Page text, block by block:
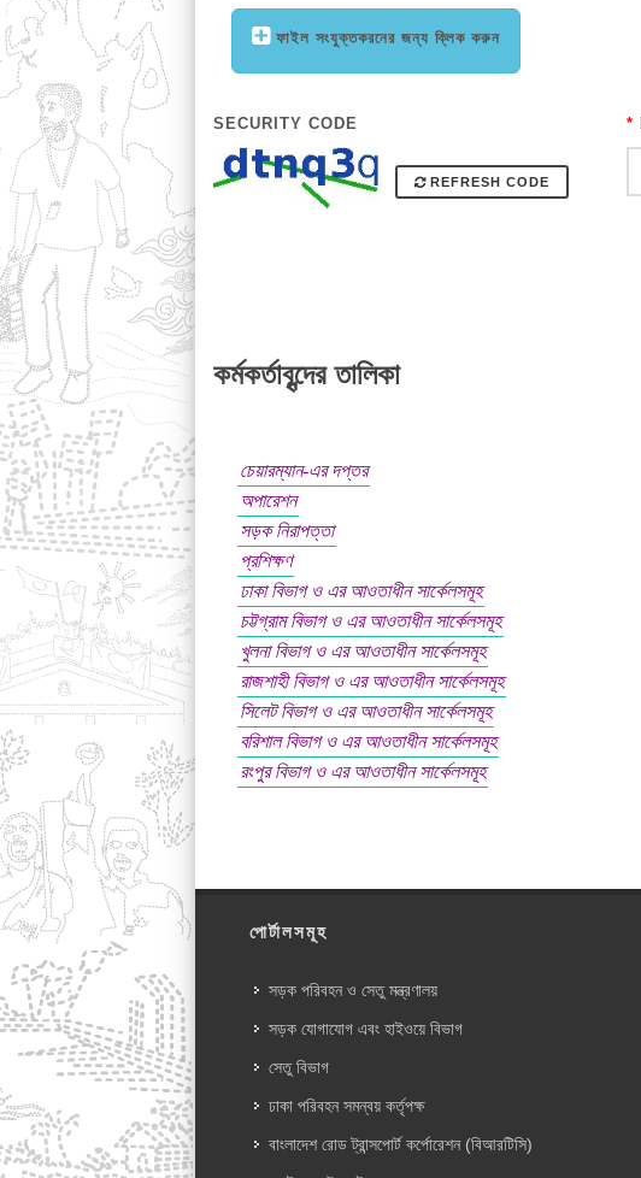
ফাইল সংযুক্তকরনের জন্য ক্লিক করুন
SECURITY CODE
REFRESH CODE
*
কর্মকর্তাবৃন্দের তালিকা
চেয়ারম্যান-এর দপ্তর
অপারেশন
সড়ক নিরাপত্তা
প্রশিক্ষণ
ঢাকা বিভাগ ও এর আওতাধীন সার্কেলসমূহ
চট্টগ্রাম বিভাগ ও এর আওতাধীন সার্কেলসমূহ
খুলনা বিভাগ ও এর আওতাধীন সার্কেলসমূহ
রাজশাহী বিভাগ ও এর আওতাধীন সার্কেলসমূহ
সিলেট বিভাগ ও এর আওতাধীন সার্কেলসমূহ
বরিশাল বিভাগ ও এর আওতাধীন সার্কেলসমূহ
রংপুর বিভাগ ও এর আওতাধীন সার্কেলসমূহ
পোর্টালসমূহ
সড়ক পরিবহন ও সেতু মন্ত্রণালয়
সড়ক যোগাযোগ এবং হাইওয়ে বিভাগ
সেতু বিভাগ
ঢাকা পরিবহন সমন্বয় কর্তৃপক্ষ
বাংলাদেশ রোড ট্রান্সপোর্ট কর্পোরেশন (বিআরটিসি)